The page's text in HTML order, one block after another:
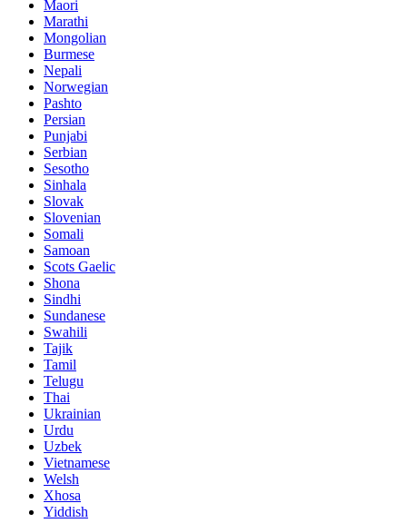
Maori
Marathi
Mongolian
Burmese
Nepali
Norwegian
Pashto
Persian
Punjabi
Serbian
Sesotho
Sinhala
Slovak
Slovenian
Somali
Samoan
Scots Gaelic
Shona
Sindhi
Sundanese
Swahili
Tajik
Tamil
Telugu
Thai
Ukrainian
Urdu
Uzbek
Vietnamese
Welsh
Xhosa
Yiddish